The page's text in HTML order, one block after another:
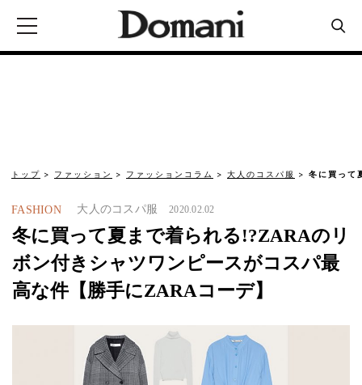
トップ ファッション ファッションコラム 大人のコスパ服 冬に買って
FASHION 大人のコスパ服 2020.02.02
冬に買って夏まで着られる!?ZARAのリ
ボン付きシャツワンピースがコスパ最
高な件【勝手にZARAコーデ】